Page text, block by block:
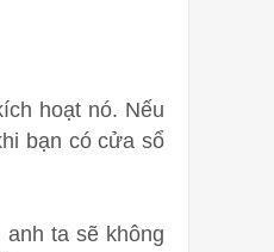
hoạt nó. Nếu
bạn có cửa sổ
ta sẽ không